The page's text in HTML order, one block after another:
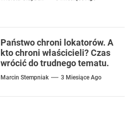
Państwo chroni lokatorów. A
kto chroni właścicieli? Czas
wrócić do trudnego tematu.
Marcin Stempniak 3 Miesiące Ago